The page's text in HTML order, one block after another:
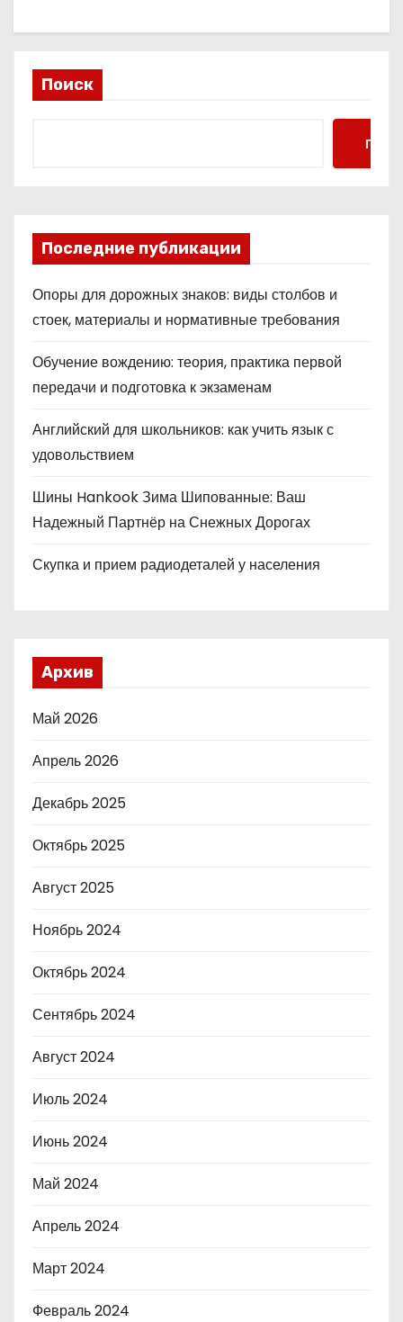
Поиск
Поиск
Последние публикации
Опоры для дорожных знаков: виды столбов и
стоек, материалы и нормативные требования
Обучение вождению: теория, практика первой
передачи и подготовка к экзаменам
Английский для школьников: как учить язык с
удовольствием
Шины Hankook Зима Шипованные: Ваш
Надежный Партнёр на Снежных Дорогах
Скупка и прием радиодеталей у населения
Архив
Май 2026
Апрель 2026
Декабрь 2025
Октябрь 2025
Август 2025
Ноябрь 2024
Октябрь 2024
Сентябрь 2024
Август 2024
Июль 2024
Июнь 2024
Май 2024
Апрель 2024
Март 2024
Февраль 2024